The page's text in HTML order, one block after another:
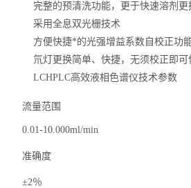
完整的预清洗功能，更于快速溶剂更
采用全息双光栅技术
方便快捷*的光强增益系数自校正功
氘灯更换简单、快捷，无须校正即可
LCHPLC高效液相色谱仪技术参数
流量范围
0.01-10.000ml/min
准确度
±2％